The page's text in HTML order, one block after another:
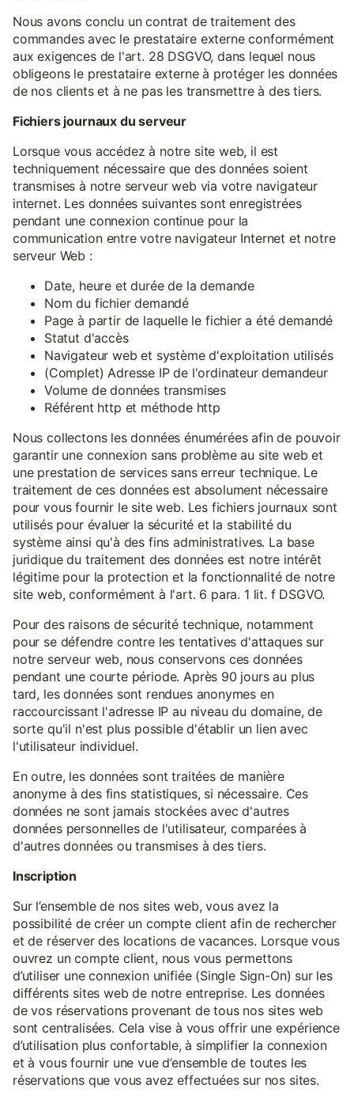
Nous avons conclu un contrat de traitement des
commandes avec le prestataire externe conformément
aux exigences de l'art. 28 DSGVO, dans lequel nous
obligeons le prestataire externe à protéger les données
de nos clients et à ne pas les transmettre à des tiers.
Fichiers journaux du serveur
Lorsque vous accédez à notre site web, il est
techniquement nécessaire que des données soient
transmises à notre serveur web via votre navigateur
internet. Les données suivantes sont enregistrées
pendant une connexion continue pour la
communication entre votre navigateur Internet et notre
serveur Web :
Date, heure et durée de la demande
Nom du fichier demandé
Page à partir de laquelle le fichier a été demandé
Statut d'accès
Navigateur web et système d'exploitation utilisés
(Complet) Adresse IP de l'ordinateur demandeur
Volume de données transmises
Référent http et méthode http
Nous collectons les données énumérées afin de pouvoir
garantir une connexion sans problème au site web et
une prestation de services sans erreur technique. Le
traitement de ces données est absolument nécessaire
pour vous fournir le site web. Les fichiers journaux sont
utilisés pour évaluer la sécurité et la stabilité du
système ainsi qu'à des fins administratives. La base
juridique du traitement des données est notre intérêt
légitime pour la protection et la fonctionnalité de notre
site web, conformément à l'art. 6 para. 1 lit. f DSGVO.
Pour des raisons de sécurité technique, notamment
pour se défendre contre les tentatives d'attaques sur
notre serveur web, nous conservons ces données
pendant une courte période. Après 90 jours au plus
tard, les données sont rendues anonymes en
raccourcissant l'adresse IP au niveau du domaine, de
sorte qu'il n'est plus possible d'établir un lien avec
l'utilisateur individuel.
En outre, les données sont traitées de manière
anonyme à des fins statistiques, si nécessaire. Ces
données ne sont jamais stockées avec d'autres
données personnelles de l'utilisateur, comparées à
d'autres données ou transmises à des tiers.
Inscription
Sur l’ensemble de nos sites web, vous avez la
possibilité de créer un compte client afin de rechercher
et de réserver des locations de vacances. Lorsque vous
ouvrez un compte client, nous vous permettons
d’utiliser une connexion unifiée (Single Sign-On) sur les
différents sites web de notre entreprise. Les données
de vos réservations provenant de tous nos sites web
sont centralisées. Cela vise à vous offrir une expérience
d’utilisation plus confortable, à simplifier la connexion
et à vous fournir une vue d’ensemble de toutes les
réservations que vous avez effectuées sur nos sites.